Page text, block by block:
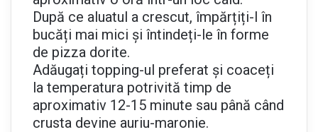
După ce aluatul a crescut, împărțiți-l în
bucăți mai mici și întindeți-le în forme
de pizza dorite.
Adăugați topping-ul preferat și coaceți
la temperatura potrivită timp de
aproximativ 12-15 minute sau până când
crusta devine auriu-maronie.